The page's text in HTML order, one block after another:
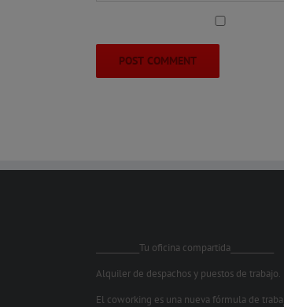
___________Tu oficina compartida___________
Alquiler de despachos y puestos de trabajo.
El coworking es una nueva fórmula de